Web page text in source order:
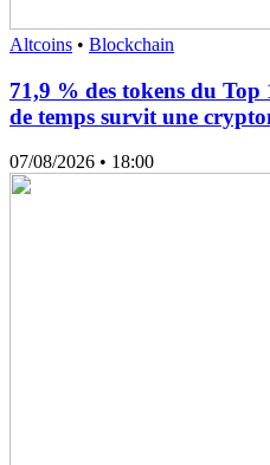
Altcoins • Blockchain
71,9 % des tokens du
de temps survit une
07/08/2026 • 18:00